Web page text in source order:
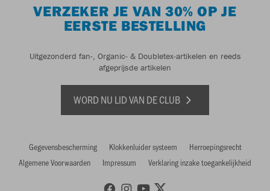
VERZEKER JE VAN 30% OP JE
EERSTE BESTELLING
Uitgezonderd fan-, Organic- & Doubletex-artikelen en reeds
afgeprijsde artikelen
WORD NU LID VAN DE CLUB
Gegevensbescherming Klokkenluider systeem
Herroepingsrecht
Algemene Voorwaarden
Impressum Verklaring inzake toegankelijkheid